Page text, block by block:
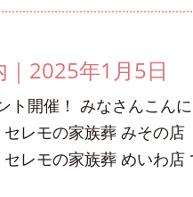
2025年1月5日
ト開催！ みなさんこん
レモの家族葬 みその店
レモの家族葬 めいわ店